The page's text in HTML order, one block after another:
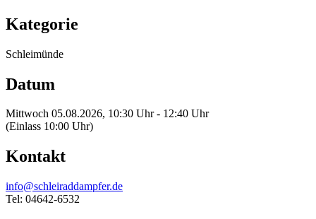
Kategorie
Schleimünde
Datum
Mittwoch 05.08.2026, 10:30 Uhr - 12:40 Uhr
(Einlass 10:00 Uhr)
Kontakt
info@schleiraddampfer.de
Tel: 04642-6532